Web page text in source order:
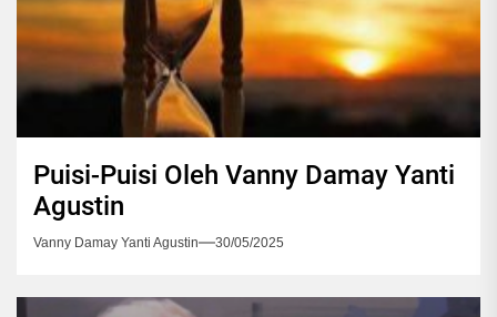
Puisi-Puisi Oleh Vanny Damay Yanti
Agustin
Vanny Damay Yanti Agustin 30/05/2025